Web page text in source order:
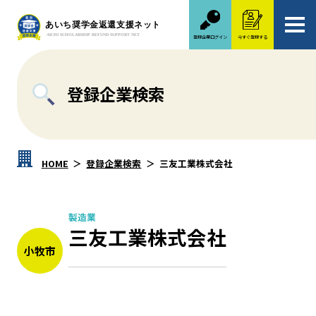
登録企業ログイン 今すぐ登録する
登録企業検索
HOME 登録企業検索 三友工業株式会社
小牧市
製造業
三友工業株式会社